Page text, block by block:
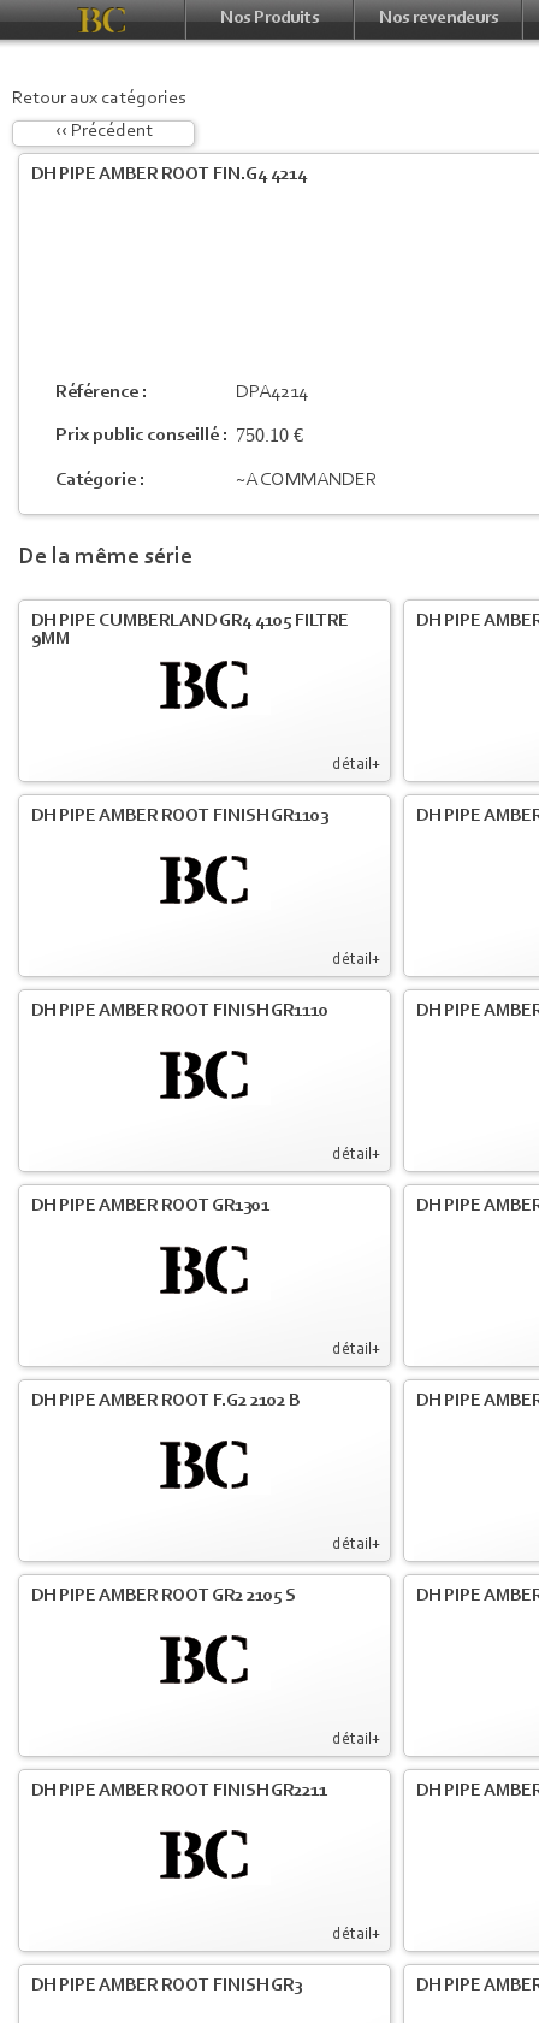
Nos Produits Nos revendeurs
Retour aux catégories
‹‹ Précédent
DH PIPE AMBER ROOT FIN.G4 4214
Référence : DPA4214
Prix public conseillé : 750.10 €
Catégorie : ~A COMMANDER
De la même série
détail+
DH PIPE CUMBERLAND GR4 4105 FILTRE
9MM
DH PIPE
détail+
DH PIPE AMBER ROOT FINISH GR1103 DH PIPE
détail+
DH PIPE AMBER ROOT FINISH GR1110 DH PIPE
détail+
DH PIPE AMBER ROOT GR1301 DH PIPE
détail+
DH PIPE AMBER ROOT F.G2 2102 B DH PIPE
détail+
DH PIPE AMBER ROOT GR2 2105 S DH PIPE
détail+
DH PIPE AMBER ROOT FINISH GR2211 DH PIPE
DH PIPE AMBER ROOT FINISH GR3 DH PIPE